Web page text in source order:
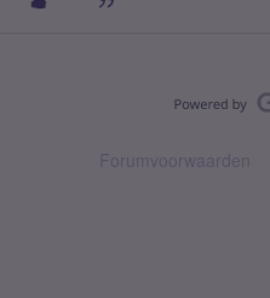
Forumvoorwaarden